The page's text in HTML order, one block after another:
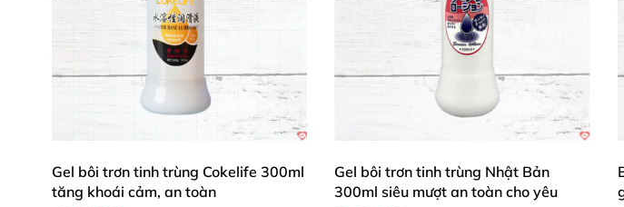
cần để duy trì độ mượt – sản phẩm không làm giảm nhạy cảm, giữ trọn
Dễ vệ sinh sau dùng, không để vết bẩn. Lý tưởng cho người mới bắt đầu với
chất lượng Đức giúp bạn tận hưởng mà chẳng lo lắng gì! 🚀
Nhận Xét Từ Khách Hàng Thực Tế – Hài Lòng 100%! ❤️
Gel bôi trơn tinh trùng Cokelife 300ml
tăng khoái cảm, an toàn
Gel bôi trơn tinh trùng Nhật Bản
300ml siêu mượt an toàn cho yêu